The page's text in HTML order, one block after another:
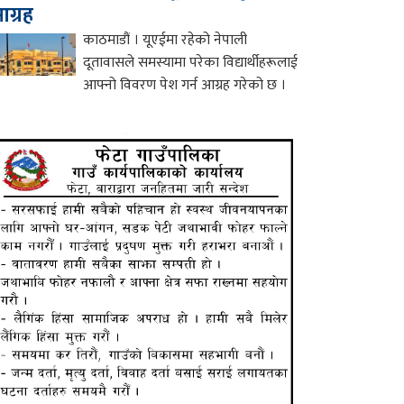
काठमाडौं । यूएईमा रहेको नेपाली
दूतावासले समस्यामा परेका विद्यार्थीहरूलाई
आफ्नो विवरण पेश गर्न आग्रह गरेको छ ।